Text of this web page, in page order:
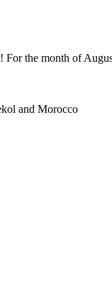
the month of
and Morocco